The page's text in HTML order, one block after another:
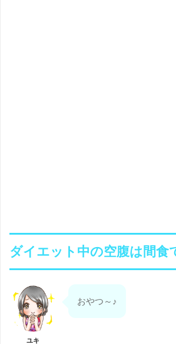
ダイエット中の空腹は間食
ユキ
おやつ～♪